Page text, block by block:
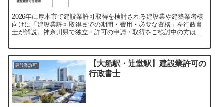
2026年に厚木市で建設業許可取得を検討される建設業や建築業者様
向けに「建設業許可取得までの期間・費用・必要な資格」を行政書
士が解説。神奈川県で独立・許可の申請・取得をご検討中の方は是
建設業許可
【大船駅・辻堂駅】建設業許可の
行政書士